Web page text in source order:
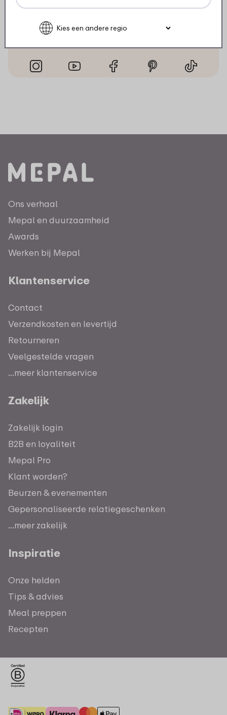
Ook op de sociale kanalen zijn we volop
aanwezig met inspiratie, video’s en leuke acties.
Ons verhaal
Mepal en duurzaamheid
Awards
Werken bij Mepal
Klantenservice
Contact
Verzendkosten en levertijd
Retourneren
Veelgestelde vragen
...meer klantenservice
Zakelijk
Zakelijk login
B2B en loyaliteit
Mepal Pro
Klant worden?
Beurzen & evenementen
Gepersonaliseerde relatiegeschenken
...meer zakelijk
Inspiratie
Onze helden
Tips & advies
Meal preppen
Recepten